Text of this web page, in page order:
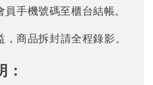
手機號碼至櫃台結帳。
商品拆封請全程錄影。